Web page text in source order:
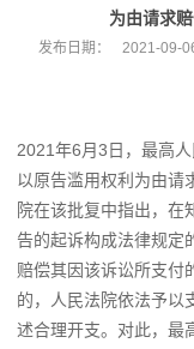
为由请求
发布日期： 2021-09-
2021年6月3日，最高
以原告滥用权利为由请
院在该批复中指出，在
告的起诉构成法律规定
赔偿其因该诉讼所支付
的，人民法院依法予以
述合理开支。对此，最